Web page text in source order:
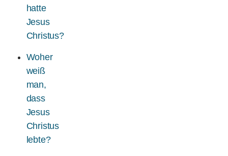
hatte
Jesus
Christus?
Woher
weiß
man,
dass
Jesus
Christus
lebte?